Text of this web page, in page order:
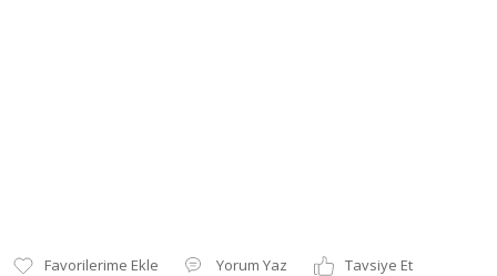
Yorum Yaz
Tavsiye Et